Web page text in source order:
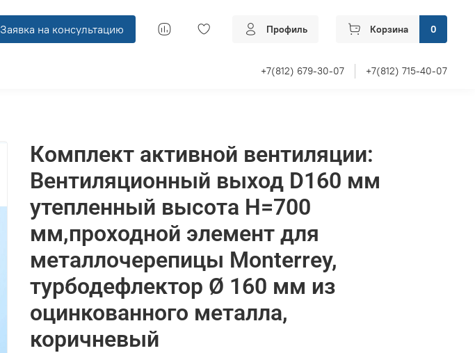
Заявка на консультацию Профиль Корзина 0
+7(812) 679-30-07 +7(812) 715-40-07
Комплект активной вентиляции:
Вентиляционный выход D160 мм
утепленный высота H=700
мм,проходной элемент для
металлочерепицы Monterrey,
турбодефлектор Ø 160 мм из
оцинкованного металла,
коричневый